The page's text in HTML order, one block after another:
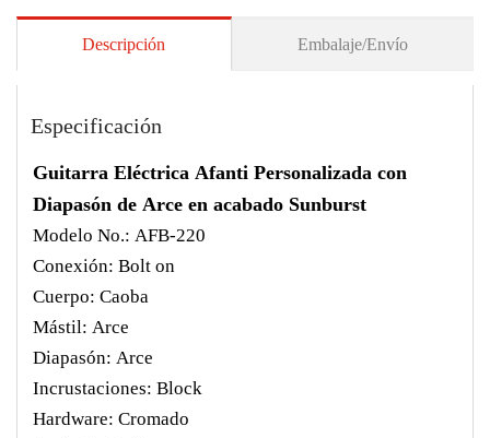
Descripción Embalaje/Envío
Especificación
Guitarra Eléctrica Afanti Personalizada con
Diapasón de Arce en acabado Sunburst
Modelo No.: AFB-220
Conexión: Bolt on
Cuerpo: Caoba
Mástil: Arce
Diapasón: Arce
Incrustaciones: Block
Hardware: Cromado